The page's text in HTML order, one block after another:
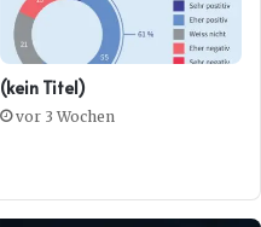
(kein Titel)
vor 3 Wochen